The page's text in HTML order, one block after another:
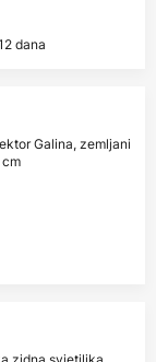
dana
Galina, zemljani